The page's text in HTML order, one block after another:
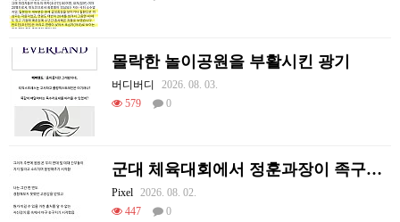
몰락한 놀이공원을 부활시킨 광기
버디버디
2026. 08. 03.
579
0
군대 체육대회에서 정훈과장이 족구한 썰
Pixel
2026. 08. 02.
447
0